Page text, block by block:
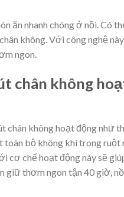
ăn nhanh chóng ở nồi. Có
không. Với công nghệ
ngon.
chân không
chân không hoạt động như
toàn bộ không khí trong ruột
cơ chế hoạt động này sẽ
giữ thơm ngon tận 40 giờ,